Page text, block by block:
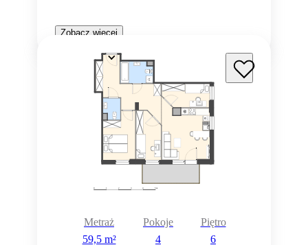
Zobacz więcej
Metraż
59,5 m²
Pokoje
4
Piętro
6